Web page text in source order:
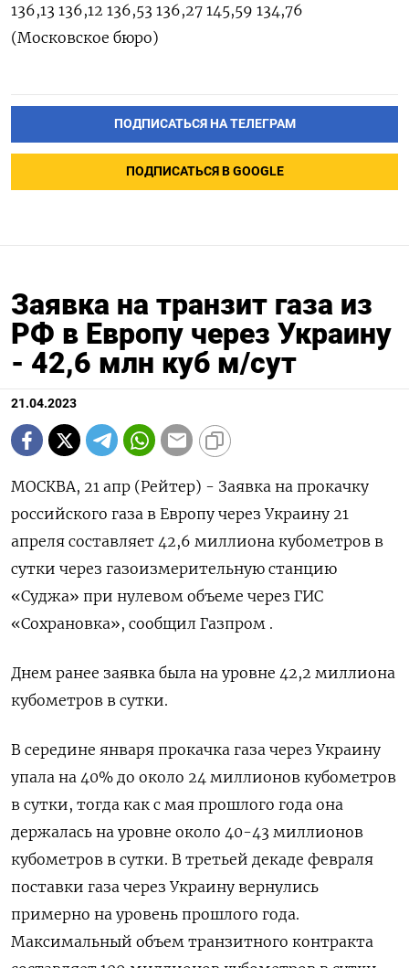
136,13 136,12 136,53 136,27 145,59 134,76
(Московское бюро)
ПОДПИСАТЬСЯ НА ТЕЛЕГРАМ
ПОДПИСАТЬСЯ В GOOGLE
Заявка на транзит газа из
РФ в Европу через Украину
- 42,6 млн куб м/сут
21.04.2023
МОСКВА, 21 апр (Рейтер) - Заявка на прокачку
российского газа в Европу через Украину 21
апреля составляет 42,6 миллиона кубометров в
сутки через газоизмерительную станцию
«Суджа» при нулевом объеме через ГИС
«Сохрановка», сообщил Газпром .
Днем ранее заявка была на уровне 42,2 миллиона
кубометров в сутки.
В середине января прокачка газа через Украину
упала на 40% до около 24 миллионов кубометров
в сутки, тогда как с мая прошлого года она
держалась на уровне около 40-43 миллионов
кубометров в сутки. В третьей декаде февраля
поставки газа через Украину вернулись
примерно на уровень прошлого года.
Максимальный объем транзитного контракта